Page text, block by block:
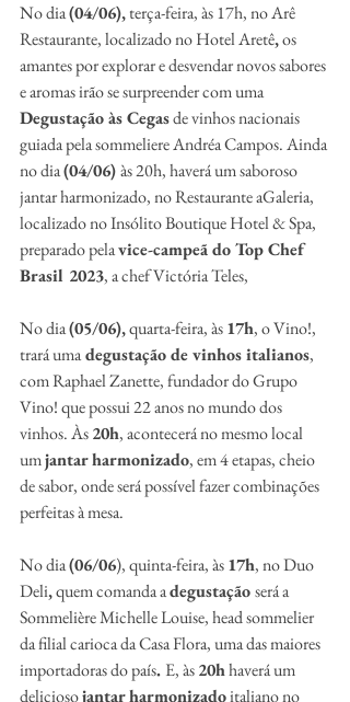
No dia (04/06), terça-feira, às 17h, no Arê
Restaurante, localizado no Hotel Aretê, os
amantes por explorar e desvendar novos sabores
e aromas irão se surpreender com uma
Degustação às Cegas de vinhos nacionais
guiada pela sommeliere Andréa Campos. Ainda
no dia (04/06) às 20h, haverá um saboroso
jantar harmonizado, no Restaurante aGaleria,
localizado no Insólito Boutique Hotel & Spa,
preparado pela vice-campeã do Top Chef
Brasil 2023, a chef Victória Teles,
No dia (05/06), quarta-feira, às 17h, o Vino!,
trará uma degustação de vinhos italianos,
com Raphael Zanette, fundador do Grupo
Vino! que possui 22 anos no mundo dos
vinhos. Às 20h, acontecerá no mesmo local
um jantar harmonizado, em 4 etapas, cheio
de sabor, onde será possível fazer combinações
perfeitas à mesa.
No dia (06/06), quinta-feira, às 17h, no Duo
Deli, quem comanda a degustação será a
Sommelière Michelle Louise, head sommelier
da filial carioca da Casa Flora, uma das maiores
importadoras do país. E, às 20h haverá um
delicioso jantar harmonizado italiano no